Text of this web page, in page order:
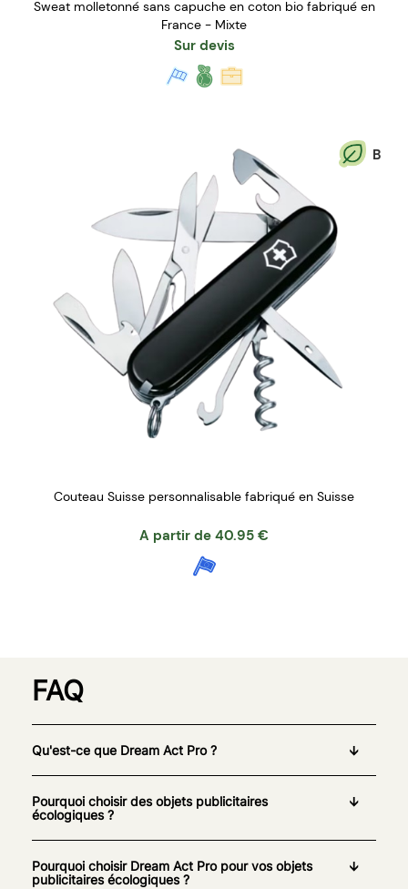
Sweat molletonné sans capuche en coton bio fabriqué en
France - Mixte
Sur devis
B
Couteau Suisse personnalisable fabriqué en Suisse
A partir de 40.95 €
FAQ
Qu'est-ce que Dream Act Pro ?
Pourquoi choisir des objets publicitaires
écologiques ?
Pourquoi choisir Dream Act Pro pour vos objets
publicitaires écologiques ?